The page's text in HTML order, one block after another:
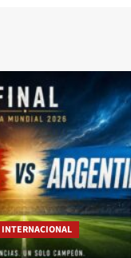
INTERNACIONAL